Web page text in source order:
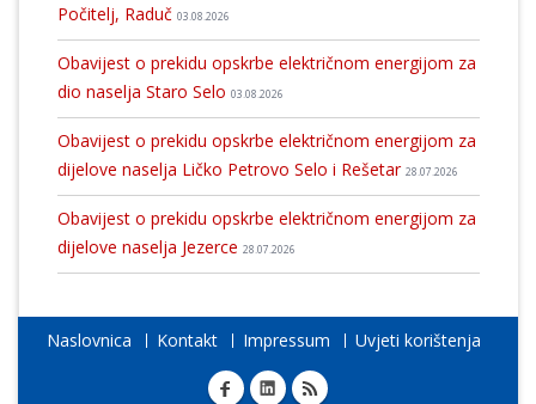
Počitelj, Raduč 03.08.2026
Obavijest o prekidu opskrbe električnom energijom za
dio naselja Staro Selo 03.08.2026
Obavijest o prekidu opskrbe električnom energijom za
dijelove naselja Ličko Petrovo Selo i Rešetar 28.07.2026
Obavijest o prekidu opskrbe električnom energijom za
dijelove naselja Jezerce 28.07.2026
Naslovnica Kontakt Impressum Uvjeti korištenja